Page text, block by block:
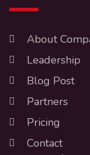
About
Leadership
Blog Post
Partners
Pricing
Contact